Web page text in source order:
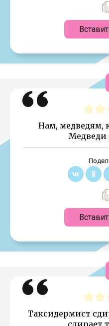
Нам, медведям,
Медведи
Таксидермист
сдирает